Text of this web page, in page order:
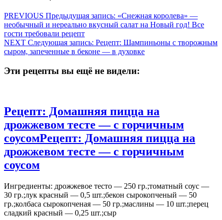
PREVIOUS Предыдущая запись: «Снежная королева» —
необычный и нереально вкусный салат на Новый год! Все
гости требовали рецепт
NEXT Следующая запись: Рецепт: Шампиньоны с творожным
сыром, запеченные в беконе — в духовке
Эти рецепты вы ещё не видели:
Рецепт: Домашняя пицца на
дрожжевом тесте — с горчичным
соусомРецепт: Домашняя пицца на
дрожжевом тесте — с горчичным
соусом
Ингредиенты: дрожжевое тесто — 250 гр.;томатный соус —
30 гр.;лук красный — 0,5 шт.;бекон сырокопченый — 50
гр.;колбаса сырокопченая — 50 гр.;маслины — 10 шт.;перец
сладкий красный — 0,25 шт.;сыр